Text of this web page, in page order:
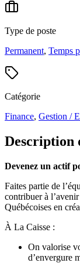
Type de poste
Permanent, Temps
Catégorie
Finance, Gestion /
Description
Devenez un actif
Faites partie de
contribuer à
Québécoises en
À La Caisse :
On valorise
d’envergure